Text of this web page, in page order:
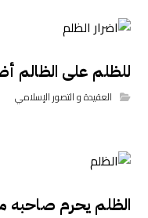
للظلم على الظالم
العقيدة و التصور الإسلامي
الظلم يحرم صاحبه